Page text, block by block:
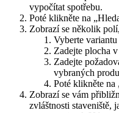
vypočítat spotřebu.
Poté klikněte na
Zobrazí se několik
Vyberte
Zadejte plocha
Zadejte
vybraných
Poté klikněte na
Zobrazí se vám
zvláštnosti staveniště,